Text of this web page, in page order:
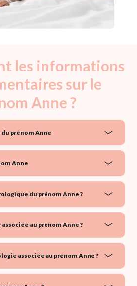
les informations
sur le
Anne ?
prénom Anne
Anne
du prénom Anne ?
au prénom Anne ?
associée au prénom Anne ?